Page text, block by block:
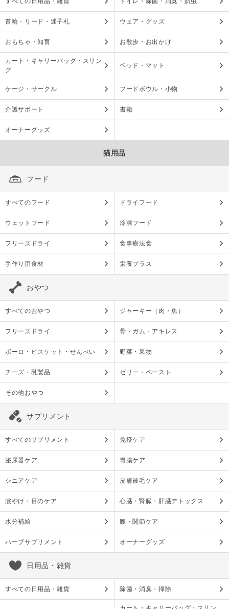
首輪・リード・迷子札 ウェア・グッズ
おもちゃ・知育 お散歩・お出かけ
カート・キャリーバッグ・スリン
グ
ベッド・マット
ケージ・サークル フードボウル・小物
介護サポート 書籍
オーナーグッズ
猫用品
フード
すべてのフード ドライフード
ウェットフード 冷凍フード
フリーズドライ 食事療法食
手作り用食材 栄養プラス
おやつ
すべてのおやつ ジャーキー（肉・魚）
フリーズドライ 骨・ガム・アキレス
ボーロ・ビスケット・せんべい 野菜・果物
チーズ・乳製品 ゼリー・ペースト
その他おやつ
サプリメント
すべてのサプリメント 免疫ケア
泌尿器ケア 胃腸ケア
シニアケア 皮膚被毛ケア
涙やけ・目のケア 心臓・腎臓・肝臓デトックス
水分補給 腰・関節ケア
ハーブサプリメント オーナーグッズ
日用品・雑貨
すべての日用品・雑貨 除菌・消臭・掃除